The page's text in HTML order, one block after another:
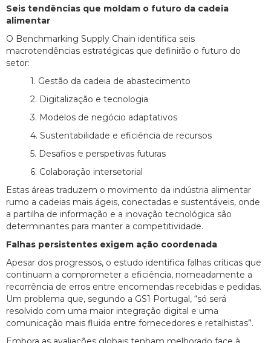
Seis tendências que moldam o futuro da cadeia
alimentar
O Benchmarking Supply Chain identifica seis
macrotendências estratégicas que definirão o futuro do
setor:
1. Gestão da cadeia de abastecimento
2. Digitalização e tecnologia
3. Modelos de negócio adaptativos
4. Sustentabilidade e eficiência de recursos
5. Desafios e perspetivas futuras
6. Colaboração intersetorial
Estas áreas traduzem o movimento da indústria alimentar
rumo a cadeias mais ágeis, conectadas e sustentáveis, onde
a partilha de informação e a inovação tecnológica são
determinantes para manter a competitividade.
Falhas persistentes exigem ação coordenada
Apesar dos progressos, o estudo identifica falhas críticas que
continuam a comprometer a eficiência, nomeadamente a
recorrência de erros entre encomendas recebidas e pedidas.
Um problema que, segundo a GS1 Portugal, “só será
resolvido com uma maior integração digital e uma
comunicação mais fluida entre fornecedores e retalhistas”.